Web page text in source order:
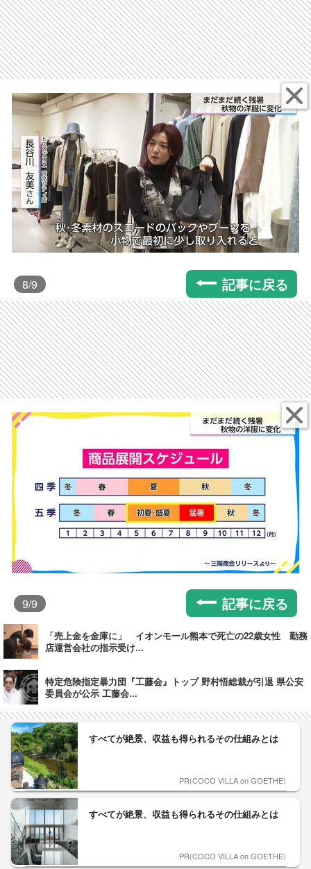
8/9 記事に戻る
9/9 記事に戻る
「売上金を金庫に」 イオンモール熊本で死亡の22歳女性 勤務
店運営会社の指示受け...
特定危険指定暴力団『工藤会』トップ 野村悟総裁が引退 県公安
委員会が公示 工藤会...
すべてが絶景、収益も得られるその仕組みとは
PR(COCO VILLA on GOETHE)
すべてが絶景、収益も得られるその仕組みとは
PR(COCO VILLA on GOETHE)